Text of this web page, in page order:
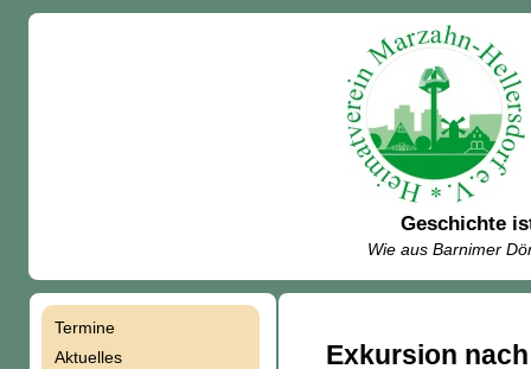
Geschichte
Wie aus Barnimer
Exkursion
Termine
Aktuelles